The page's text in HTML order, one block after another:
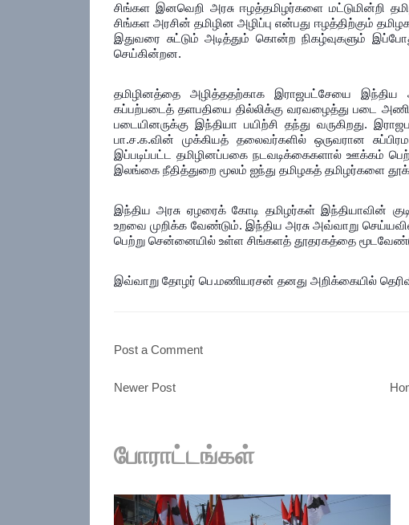
சிங்கள இனவெறி அரசு ஈழத்தமிழர்களை மட்டுமின்றி
சிங்கள அரசின் தமிழின அழிப்பு என்பது ஈழத்திற்கும்
இதுவரை சுட்டும் அடித்தும் கொன்ற நிகழ்வுகளும்
செய்கின்றன.
தமிழினத்தை அழித்ததற்காக இராஜபட்சேயை இந்திய
கப்பற்படைத் தளபதியை தில்லிக்கு வரவழைத்து படை
படையினருக்கு இந்தியா பயிற்சி தந்து வருகிறது.
பா.ச.க.வின் முக்கியத் தலைவர்களில் ஒருவரான
இப்படிப்பட்ட தமிழினப்பகை நடவடிக்கைகளால் ஊக்கம்
இலங்கை நீதித்துறை மூலம் ஐந்து தமிழகத் தமிழர்களை
இந்திய அரசு ஏழரைக் கோடி தமிழர்கள் இந்தியாவின்
உறவை முறிக்க வேண்டும். இந்திய அரசு அவ்வாறு
பெற்று சென்னையில் உள்ள சிங்களத் தூதரகத்தை
இவ்வாறு தோழர் பெ.மணியரசன் தனது அறிக்கையில்
Post a Comment
Newer Post
போராட்டங்கள்